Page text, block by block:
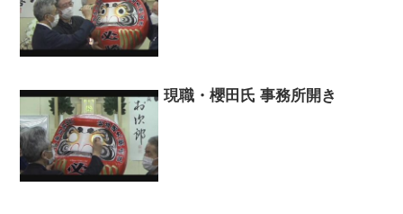
現職・櫻田氏 事務所開き